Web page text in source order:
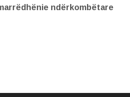
ndërkombëtare